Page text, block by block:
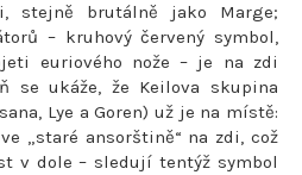
stejně brutálně jako Marge;
– kruhový červený symbol,
euriového nože – je na zdi
se ukáže, že Keilova skupina
Lye a Goren) už je na místě:
„staré ansorštině“ na zdi, což
v dole – sledují tentýž symbol